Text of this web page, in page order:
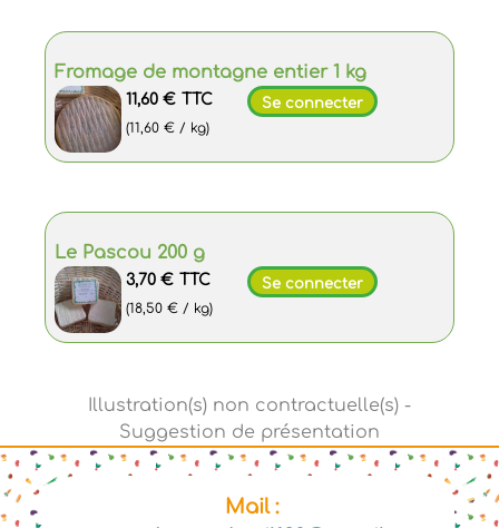
Fromage de montagne entier 1 kg
11,60 € TTC
(11,60 € / kg)
Se connecter
Le Pascou 200 g
3,70 € TTC
(18,50 € / kg)
Se connecter
Mail :